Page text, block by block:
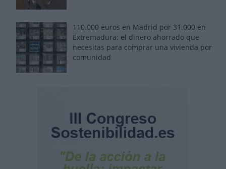
110.000 euros en Madrid por 31.000 en
Extremadura: el dinero ahorrado que
necesitas para comprar una vivienda por
comunidad